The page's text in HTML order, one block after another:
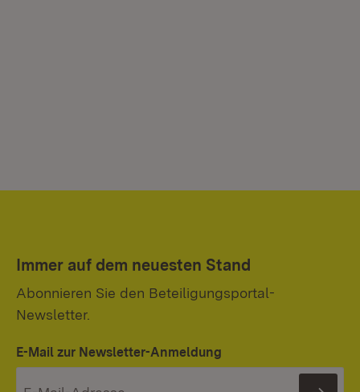
Immer auf dem neuesten Stand
Abonnieren Sie den Beteiligungsportal-
Newsletter.
E-Mail zur Newsletter-Anmeldung